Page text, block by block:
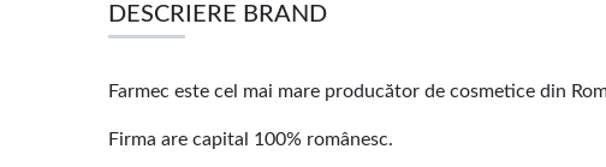
DESCRIERE BRAND
Farmec este cel mai mare producător de cosmetice din
Firma are capital 100% românesc.